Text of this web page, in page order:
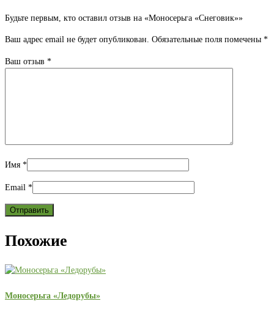
Будьте первым, кто оставил отзыв на «Моносерьга «Снеговик»»
Ваш адрес email не будет опубликован. Обязательные поля помечены *
Ваш отзыв *
Имя *
Email *
Похожие
Моносерьга «Ледорубы»